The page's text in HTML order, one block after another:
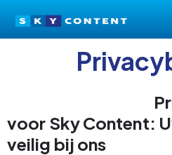
naar
voor Sky Content:
veilig bij ons